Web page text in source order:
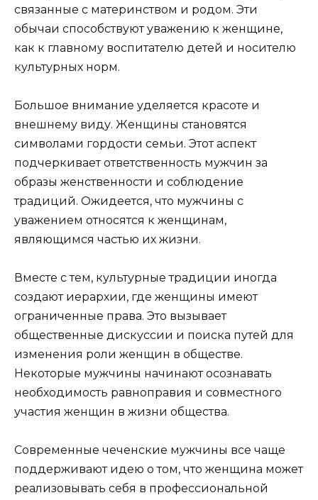
связанные с материнством и родом. Эти
обычаи способствуют уважению к женщине,
как к главному воспитателю детей и носителю
культурных норм.
Большое внимание уделяется красоте и
внешнему виду. Женщины становятся
символами гордости семьи. Этот аспект
подчеркивает ответственность мужчин за
образы женственности и соблюдение
традиций. Ожидеется, что мужчины с
уважением относятся к женщинам,
являющимся частью их жизни.
Вместе с тем, культурные традиции иногда
создают иерархии, где женщины имеют
ограниченные права. Это вызывает
общественные дискуссии и поиска путей для
изменения роли женщин в обществе.
Некоторые мужчины начинают осознавать
необходимость равноправия и совместного
участия женщин в жизни общества.
Современные чеченские мужчины все чаще
поддерживают идею о том, что женщина может
реализовывать себя в профессиональной